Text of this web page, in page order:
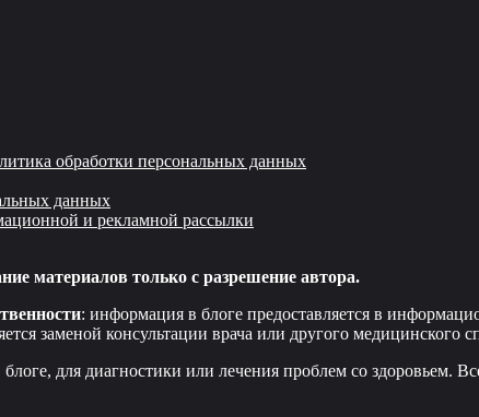
обработки персональных данных
данных
и рекламной рассылки
материалов только с разрешение автора.
: информация в блоге предоставляется в
заменой консультации врача или другого медицинского
для диагностики или лечения проблем со здоровьем.